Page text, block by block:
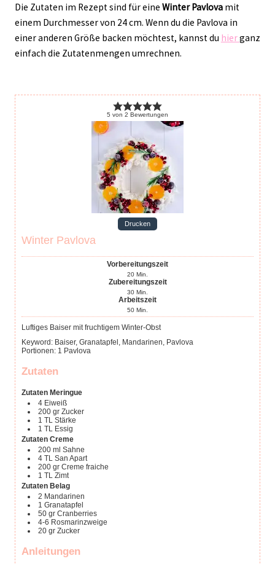
Die Zutaten im Rezept sind für eine Winter Pavlovamit
einem Durchmesser von 24 cm. Wenn du die Pavlova in
einer anderen Größe backen möchtest, kannst du hierganz
einfach die Zutatenmengen umrechnen.
5 von 2 Bewertungen
Drucken
Winter Pavlova
Vorbereitungszeit
20 Min.
Zubereitungszeit
30 Min.
Arbeitszeit
50 Min.
Luftiges Baiser mit fruchtigem Winter-Obst
Keyword: Baiser, Granatapfel, Mandarinen, Pavlova
Portionen: 1 Pavlova
Zutaten
Zutaten Meringue
4 Eiweiß
200 gr Zucker
1 TL Stärke
1 TL
Essig
Zutaten Creme
200 ml Sahne
4 TL San Apart
200 gr Creme fraiche
1 TL Zimt
Zutaten Belag
2 Mandarinen
1 Granatapfel
50 gr Cranberries
4-6 Rosmarinzweige
20 gr Zucker
Anleitungen